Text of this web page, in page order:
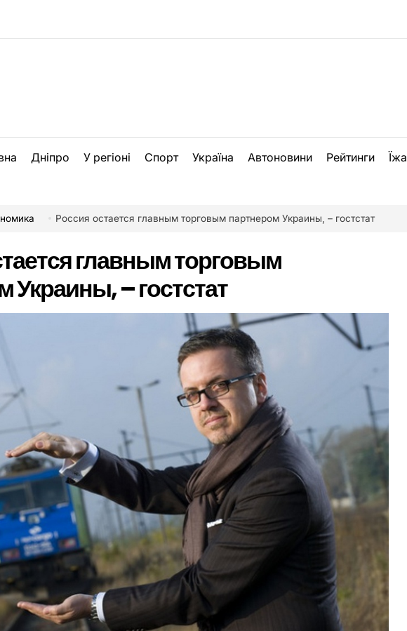
Дніпро У регіоні Спорт Україна Автоновини Рейтинги Їжа
Россия остается главным торговым партнером Украины, – гостстат
главным торговым
Украины, – гостстат